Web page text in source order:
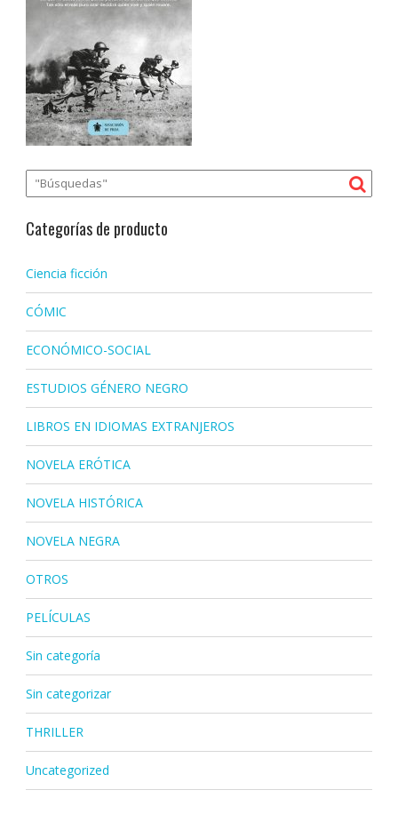
Categorías de producto
Ciencia ficción
CÓMIC
ECONÓMICO-SOCIAL
ESTUDIOS GÉNERO NEGRO
LIBROS EN IDIOMAS EXTRANJEROS
NOVELA ERÓTICA
NOVELA HISTÓRICA
NOVELA NEGRA
OTROS
PELÍCULAS
Sin categoría
Sin categorizar
THRILLER
Uncategorized